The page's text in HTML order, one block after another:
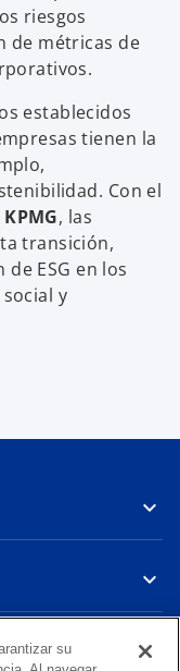
riesgos
de métricas de
establecidos
tienen la
Con el
KPMG, las
transición,
ESG en los
y
su